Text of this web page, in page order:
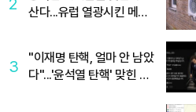
2
산다...유럽 열광시킨 메이
3
"이재명 탄핵, 얼마 안 남았
다"...'윤석열 탄핵' 맞힌 무